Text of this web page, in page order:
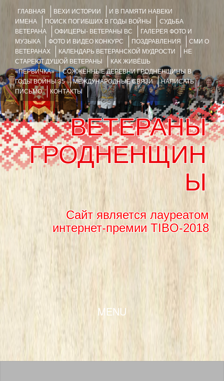
ГЛАВНАЯ ВЕХИ ИСТОРИИ
И В ПАМЯТИ НАВЕКИ
ИМЕНА
ПОИСК ПОГИБШИХ В ГОДЫ ВОЙНЫ
СУДЬБА
ВЕТЕРАНА
ОФИЦЕРЫ- ВЕТЕРАНЫ ВС
ГАЛЕРЕЯ ФОТО И
МУЗЫКА
ФОТО И ВИДЕО КОНКУРС ПОЗДРАВЛЕНИЯ
СМИ О
ВЕТЕРАНАХ
КАЛЕНДАРЬ ВЕТЕРАНСКОЙ МУДРОСТИ
НЕ
СТАРЕЮТ ДУШОЙ ВЕТЕРАНЫ
КАК ЖИВЁШЬ
«ПЕРВИЧКА»
СОЖЖЁННЫЕ ДЕРЕВНИ ГРОДНЕНЩИНЫ В
ГОДЫ ВОЙНЫ 35
МЕЖДУНАРОДНЫЕ СВЯЗИ
НАПИСАТЬ
ПИСЬМО
КОНТАКТЫ
ВЕТЕРАНЫ
ГРОДНЕНЩИН
Ы
Сайт является лауреатом
интернет-премии TIBO-2018
MENU
SKIP TO CONTENT